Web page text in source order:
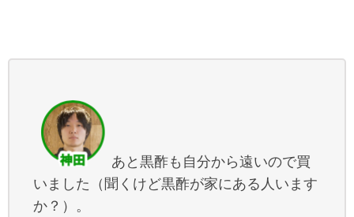
あと黒酢も自分から遠いので買
いました（聞くけど黒酢が家にある人います
か？）。